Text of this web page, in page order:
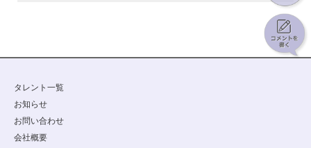
タレント一覧
お知らせ
お問い合わせ
会社概要